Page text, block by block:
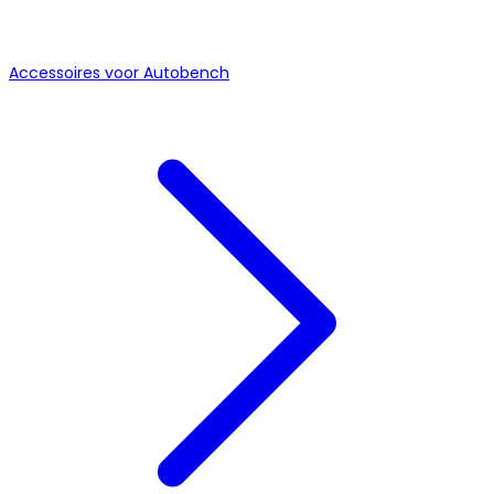
Accessoires voor Autobench